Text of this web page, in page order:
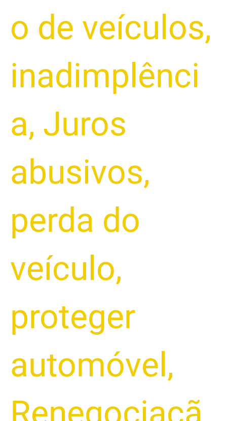
o de veículos,
inadimplênci
a, Juros
abusivos,
perda do
veículo,
proteger
automóvel ,